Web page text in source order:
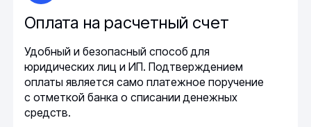
Оплата на расчетный счет
Удобный и безопасный способ для
юридических лиц и ИП. Подтверждением
оплаты является само платежное поручение
с отметкой банка о списании денежных
средств.